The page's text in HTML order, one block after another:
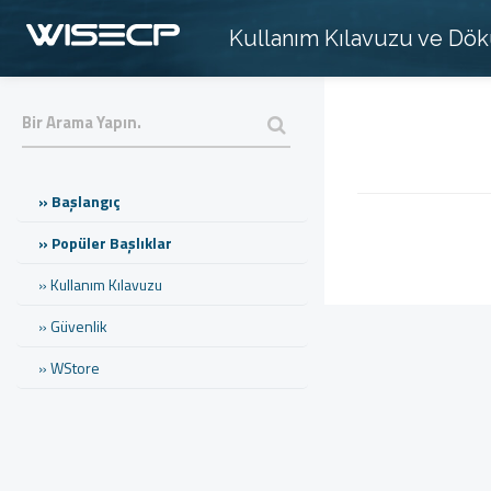
Kullanım Kılavuzu ve
» Başlangıç
» Popüler Başlıklar
» Kullanım Kılavuzu
» Güvenlik
» WStore